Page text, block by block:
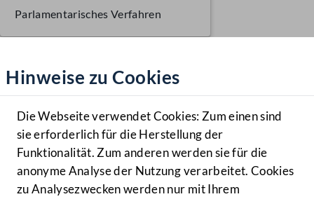
Hilfe
Benutzer
Navigationsmenü öffnen
MENÜ
Hinweise zu Cookies
Die Webseite verwendet Cookies: Zum einen sind
sie erforderlich für die Herstellung der
Funktionalität. Zum anderen werden sie für die
anonyme Analyse der Nutzung verarbeitet. Cookies
zu Analysezwecken werden nur mit Ihrem
Parlamentarisches Verfahren